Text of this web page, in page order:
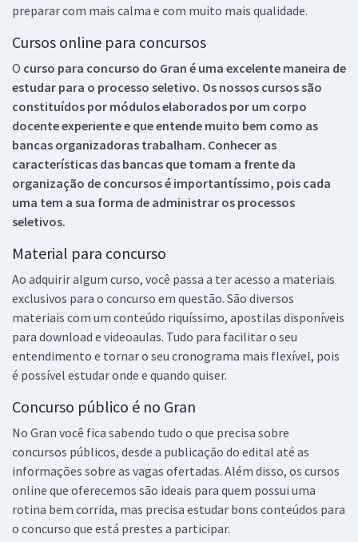
preparar com mais calma e com muito mais qualidade.
Cursos online para concursos
O curso para concurso do Gran é uma excelente maneira de
estudar para o processo seletivo. Os nossos cursos são
constituídos por módulos elaborados por um corpo
docente experiente e que entende muito bem como as
bancas organizadoras trabalham. Conhecer as
características das bancas que tomam a frente da
organização de concursos é importantíssimo, pois cada
uma tem a sua forma de administrar os processos
seletivos.
Material para concurso
Ao adquirir algum curso, você passa a ter acesso a materiais
exclusivos para o concurso em questão. São diversos
materiais com um conteúdo riquíssimo, apostilas disponíveis
para download e videoaulas. Tudo para facilitar o seu
entendimento e tornar o seu cronograma mais flexível, pois
é possível estudar onde e quando quiser.
Concurso público é no Gran
No Gran você fica sabendo tudo o que precisa sobre
concursos públicos, desde a publicação do edital até as
informações sobre as vagas ofertadas. Além disso, os cursos
online que oferecemos são ideais para quem possui uma
rotina bem corrida, mas precisa estudar bons conteúdos para
o concurso que está prestes a participar.